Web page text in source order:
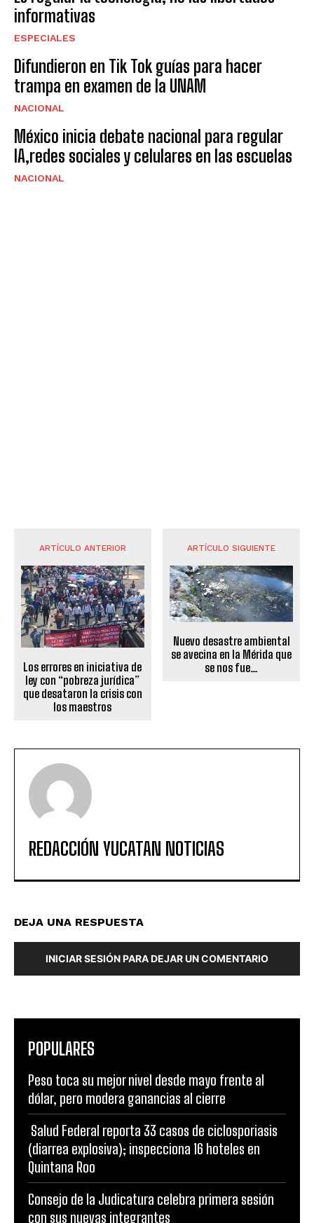
informativas
ESPECIALES
Difundieron en Tik Tok guías para hacer
trampa en examen de la UNAM
NACIONAL
México inicia debate nacional para regular
IA,redes sociales y celulares en las escuelas
NACIONAL
ARTÍCULO ANTERIOR
Los errores en iniciativa de
ley con “pobreza jurídica”
que desataron la crisis con
los maestros
ARTÍCULO SIGUIENTE
Nuevo desastre ambiental
se avecina en la Mérida que
se nos fue…
REDACCIÓN YUCATAN NOTICIAS
DEJA UNA RESPUESTA
INICIAR SESIÓN PARA DEJAR UN COMENTARIO
POPULARES
Peso toca su mejor nivel desde mayo frente al
dólar, pero modera ganancias al cierre
Salud Federal reporta 33 casos de ciclosporiasis
(diarrea explosiva); inspecciona 16 hoteles en
Quintana Roo
Consejo de la Judicatura celebra primera sesión
con sus nuevas integrantes